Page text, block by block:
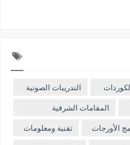
التدريبات الصوتية
المقامات الشرقية
الأورجات
تقنية ومعلومات